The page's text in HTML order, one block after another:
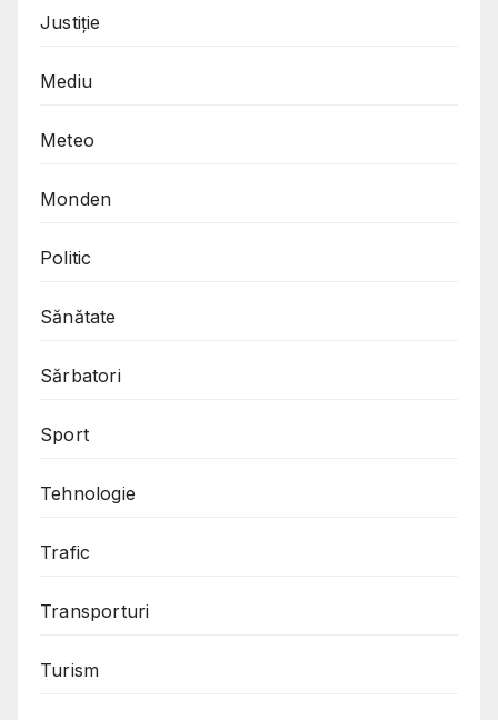
Justiție
Mediu
Meteo
Monden
Politic
Sănătate
Sărbatori
Sport
Tehnologie
Trafic
Transporturi
Turism